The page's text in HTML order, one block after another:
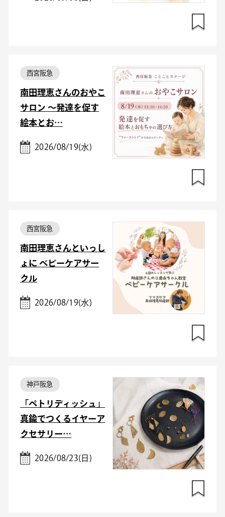
西宮阪急
南田理恵さんのおやこ
サロン ～発達を促す
絵本とお…
2026/08/19(水)
西宮阪急
南田理恵さんといっし
ょに ベビーケアサー
クル
2026/08/19(水)
神戸阪急
「ペトリディッシュ」
真鍮でつくるイヤーア
クセサリー…
2026/08/23(日)